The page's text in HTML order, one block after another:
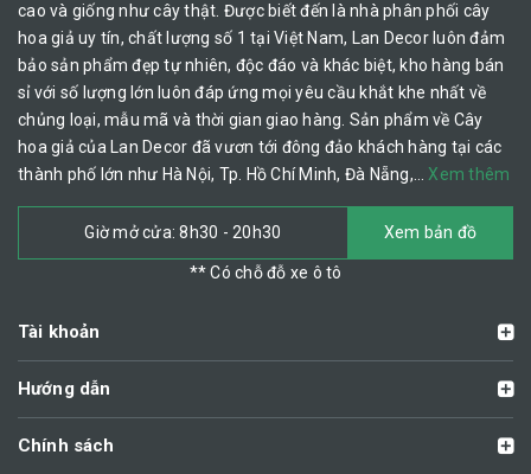
cao và giống như cây thật. Được biết đến là nhà phân phối cây
hoa giả uy tín, chất lượng số 1 tại Việt Nam, Lan Decor luôn đảm
bảo sản phẩm đẹp tự nhiên, độc đáo và khác biệt, kho hàng bán
sỉ với số lượng lớn luôn đáp ứng mọi yêu cầu khắt khe nhất về
chủng loại, mẫu mã và thời gian giao hàng. Sản phẩm về Cây
hoa giả của Lan Decor đã vươn tới đông đảo khách hàng tại các
thành phố lớn như Hà Nội, Tp. Hồ Chí Minh, Đà Nẵng,… Xem thêm
Giờ mở cửa: 8h30 - 20h30 Xem bản đồ
** Có chỗ đỗ xe ô tô
Tài khoản
Hướng dẫn
Chính sách